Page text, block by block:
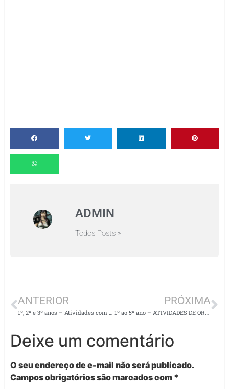
ADMIN
Todos Posts »
ANTERIOR
1º, 2º e 3º anos – Atividades com letra cursiva de A a Z
PRÓXIMA
1º ao 5º ano – ATIVIDADES DE ORTOGRAFIA: R/RR e NH/CH/LH
Deixe um comentário
O seu endereço de e-mail não será publicado.
Campos obrigatórios são marcados com *